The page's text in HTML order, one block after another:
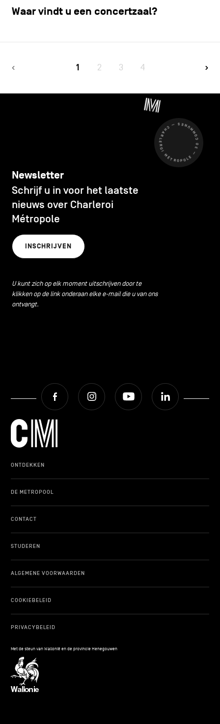
Waar vindt u een concertzaal?
1 2 3 4
CHARLEROI MÉTROPOLE — 30 COMMUNES —
Newsletter
Schrijf u in voor het laatste
nieuws over Charleroi
Métropole
INSCHRIJVEN
U kunt zich op elk moment uitschrijven door te
klikken op de link onderaan elke e-mail die u van ons
ontvangt.
Facebook Instagram Youtube
ONTDEKKEN
DE METROPOOL
CONTACT
STUDEREN
ALGEMENE VOORWAARDEN
COOKIEBELEID
PRIVACYBELEID
Met de steun van Wallonië en de provincie Henegouwen